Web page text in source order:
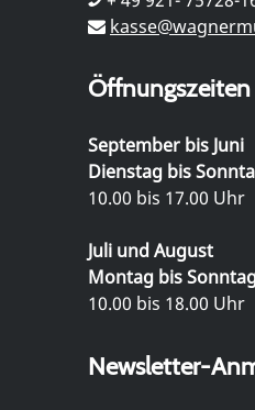
September bis Juni
Dienstag bis
10.00 bis 17.00 Uhr
Juli und August
Montag bis
10.00 bis 18.00 Uhr
Newsletter-